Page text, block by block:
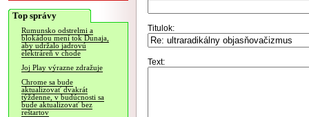
Top správy
Rumunsko odstrelmi a
blokádou mení tok Dunaja,
aby udržalo jadrovú
elektráreň v chode
Joj Play výrazne zdražuje
Chrome sa bude
aktualizovať dvakrát
týždenne, v budúcnosti sa
bude aktualizovať bez
reštartov
Titulok:
Text: